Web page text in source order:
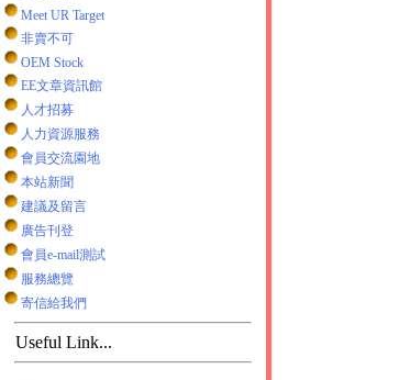
Meet UR Target
非賣不可
OEM Stock
EE文章資訊館
人才招募
人力資源服務
會員交流園地
本站新聞
建議及留言
廣告刊登
會員e-mail測試
服務總覽
寄信給我們
Useful Link...